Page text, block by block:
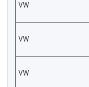
VW
VW
VW